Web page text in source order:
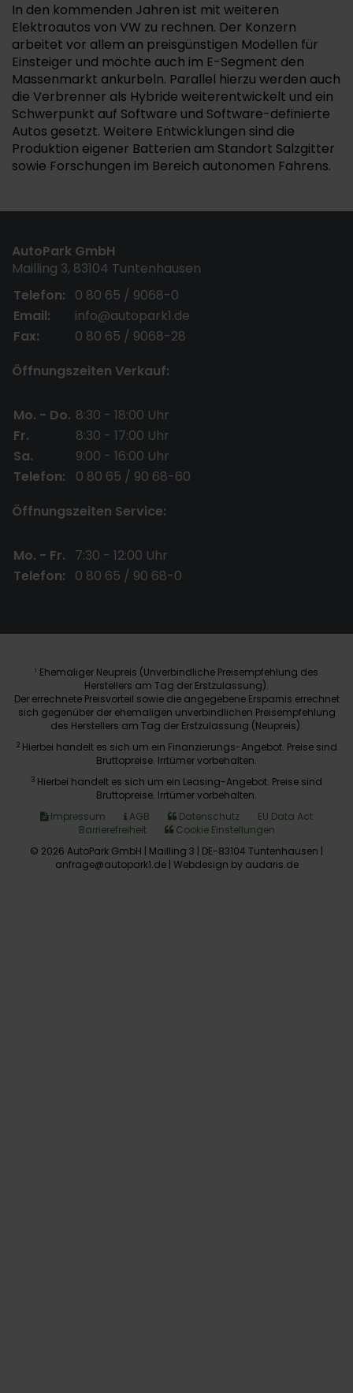
In den kommenden Jahren ist mit weiteren
Elektroautos von VW zu rechnen. Der Konzern
arbeitet vor allem an preisgünstigen Modellen für
Einsteiger und möchte auch im E-Segment den
Massenmarkt ankurbeln. Parallel hierzu werden auch
die Verbrenner als Hybride weiterentwickelt und ein
Schwerpunkt auf Software und Software-definierte
Autos gesetzt. Weitere Entwicklungen sind die
Produktion eigener Batterien am Standort Salzgitter
sowie Forschungen im Bereich autonomen Fahrens.
AutoPark GmbH
Mailling 3, 83104 Tuntenhausen
Telefon:
0 80 65 / 9068-0
Email:
info@autopark1.de
Fax:
0 80 65 / 9068-28
Öffnungszeiten Verkauf:
Mo. - Do. 8:30 - 18:00 Uhr
Fr.
8:30 - 17:00 Uhr
Sa.
9:00 - 16:00 Uhr
Telefon:
0 80 65 / 90 68-60
Öffnungszeiten Service:
Mo. - Fr.
7:30 - 12:00 Uhr
Telefon:
0 80 65 / 90 68-0
1 Ehemaliger Neupreis (Unverbindliche Preisempfehlung des
Herstellers am Tag der Erstzulassung).
Der errechnete Preisvorteil sowie die angegebene Ersparnis errechnet
sich gegenüber der ehemaligen unverbindlichen Preisempfehlung
des Herstellers am Tag der Erstzulassung (Neupreis).
2 Hierbei handelt es sich um ein Finanzierungs-Angebot. Preise sind
Bruttopreise. Irrtümer vorbehalten.
3 Hierbei handelt es sich um ein Leasing-Angebot. Preise sind
Bruttopreise. Irrtümer vorbehalten.
Impressum
AGB Datenschutz
EU Data Act
Barrierefreiheit
Cookie Einstellungen
© 2026 AutoPark GmbH | Mailling 3 | DE-83104 Tuntenhausen |
anfrage@autopark1.de | Webdesign by audaris.de